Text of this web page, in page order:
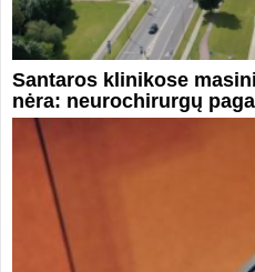
Santaros klinikose
nėra: neurochirurgų